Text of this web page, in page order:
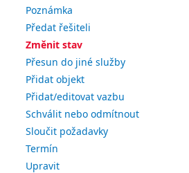
Poznámka
Předat řešiteli
Změnit stav
Přesun do jiné služby
Přidat objekt
Přidat/editovat vazbu
Schválit nebo odmítnout
Sloučit požadavky
Termín
Upravit